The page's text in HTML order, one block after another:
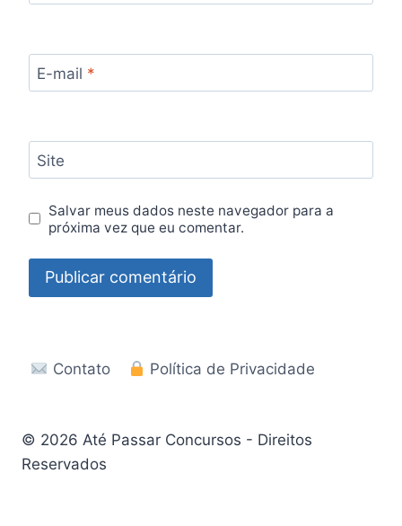
E-mail *
Site
Salvar meus dados neste navegador para a
próxima vez que eu comentar.
Contato Política de Privacidade
© 2026 Até Passar Concursos - Direitos
Reservados